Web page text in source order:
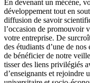
En devenant un mécène,
développement tout en
diffusion de savoir
l’occasion de promouvoir
votre entreprise. De
des étudiants d’une de
de bénéficier de notre
tisser des liens privilégiés
d’enseignants et rejoindre